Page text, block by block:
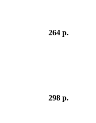
264 р.
298 р.